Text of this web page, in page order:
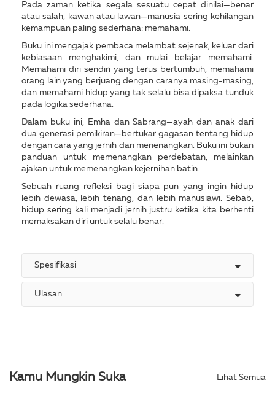
Pada zaman ketika segala sesuatu cepat dinilai—benar
atau salah, kawan atau lawan—manusia sering kehilangan
kemampuan paling sederhana: memahami.
Buku ini mengajak pembaca melambat sejenak, keluar dari
kebiasaan menghakimi, dan mulai belajar memahami.
Memahami diri sendiri yang terus bertumbuh, memahami
orang lain yang berjuang dengan caranya masing-masing,
dan memahami hidup yang tak selalu bisa dipaksa tunduk
pada logika sederhana.
Dalam buku ini, Emha dan Sabrang—ayah dan anak dari
dua generasi pemikiran—bertukar gagasan tentang hidup
dengan cara yang jernih dan menenangkan. Buku ini bukan
panduan untuk memenangkan perdebatan, melainkan
ajakan untuk memenangkan kejernihan batin.
Sebuah ruang refleksi bagi siapa pun yang ingin hidup
lebih dewasa, lebih tenang, dan lebih manusiawi. Sebab,
hidup sering kali menjadi jernih justru ketika kita berhenti
memaksakan diri untuk selalu benar.
Spesifikasi
Ulasan
Kamu Mungkin Suka Lihat Semua